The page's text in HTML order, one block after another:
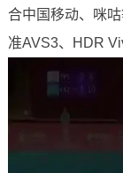
合中国移动、咪
准AVS3、HDR